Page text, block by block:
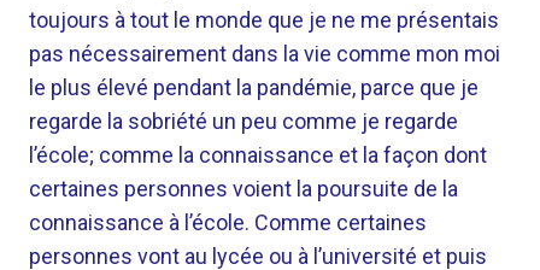
toujours à tout le monde que je ne me présentais
pas nécessairement dans la vie comme mon moi
le plus élevé pendant la pandémie, parce que je
regarde la sobriété un peu comme je regarde
l’école; comme la connaissance et la façon dont
certaines personnes voient la poursuite de la
connaissance à l’école. Comme certaines
personnes vont au lycée ou à l’université et puis